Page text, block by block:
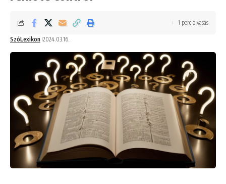
SzóLexikon 2024.03.16.
1 perc olvasás